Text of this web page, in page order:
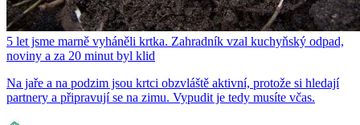
5 let jsme marně vyháněli krtka. Zahradník vzal kuchyňský odpad,
noviny a za 20 minut byl klid
Na jaře a na podzim jsou krtci obzvláště aktivní, protože si hledají
partnery a připravují se na zimu. Vypudit je tedy musíte včas.